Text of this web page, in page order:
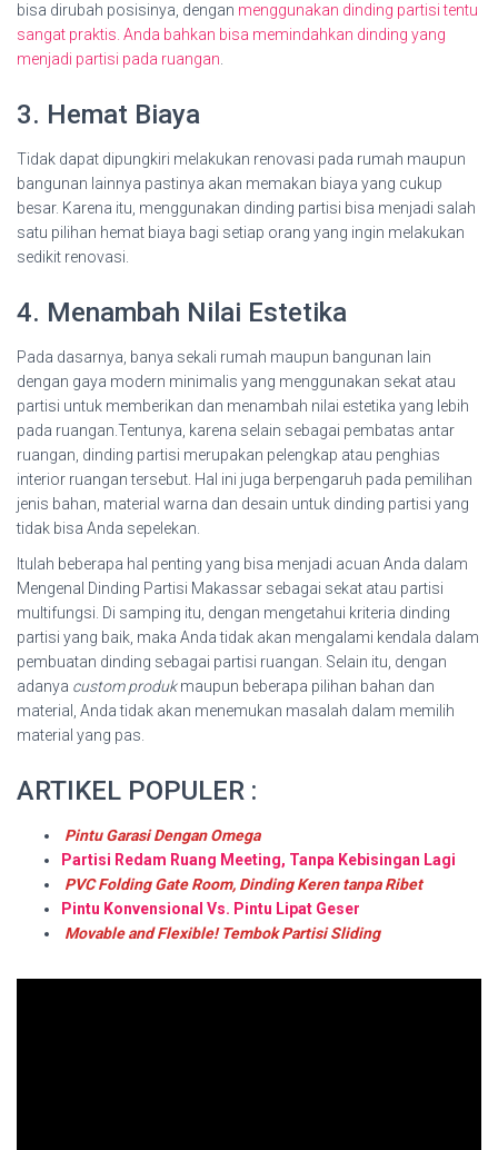
bisa dirubah posisinya, dengan menggunakan dinding partisi tentu
sangat praktis. Anda bahkan bisa memindahkan dinding yang
menjadi partisi pada ruangan
3. Hemat Biaya
Tidak dapat dipungkiri melakukan renovasi pada rumah maupun
bangunan lainnya pastinya akan memakan biaya yang cukup
besar. Karena itu, menggunakan dinding partisi bisa menjadi salah
satu pilihan hemat biaya bagi setiap orang yang ingin melakukan
sedikit renovasi.
4. Menambah Nilai Estetika
Pada dasarnya, banya sekali rumah maupun bangunan lain
dengan gaya modern minimalis yang menggunakan sekat atau
partisi untuk memberikan dan menambah nilai estetika yang lebih
pada ruangan.Tentunya, karena selain sebagai pembatas antar
ruangan, dinding partisi merupakan pelengkap atau penghias
interior ruangan tersebut. Hal ini juga berpengaruh pada pemilihan
jenis bahan, material warna dan desain untuk dinding partisi yang
tidak bisa Anda sepelekan.
Itulah beberapa hal penting yang bisa menjadi acuan Anda dalam
Mengenal Dinding Partisi Makassar sebagai sekat atau partisi
multifungsi. Di samping itu, dengan mengetahui kriteria dinding
partisi yang baik, maka Anda tidak akan mengalami kendala dalam
pembuatan dinding sebagai partisi ruangan. Selain itu, dengan
adanya custom produkmaupun beberapa pilihan bahan dan
material, Anda tidak akan menemukan masalah dalam memilih
material yang pas.
ARTIKEL POPULER :
Pintu Garasi Dengan Omega
Partisi Redam Ruang Meeting, Tanpa Kebisingan Lagi
PVC Folding Gate Room, Dinding Keren tanpa Ribet
Pintu Konvensional Vs. Pintu Lipat Geser
Movable and Flexible! Tembok Partisi Sliding